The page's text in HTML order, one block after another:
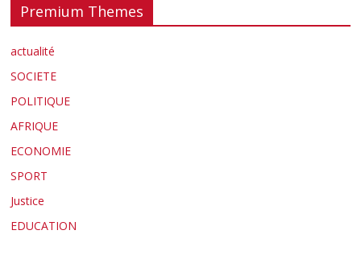
Premium Themes
actualité
SOCIETE
POLITIQUE
AFRIQUE
ECONOMIE
SPORT
Justice
EDUCATION